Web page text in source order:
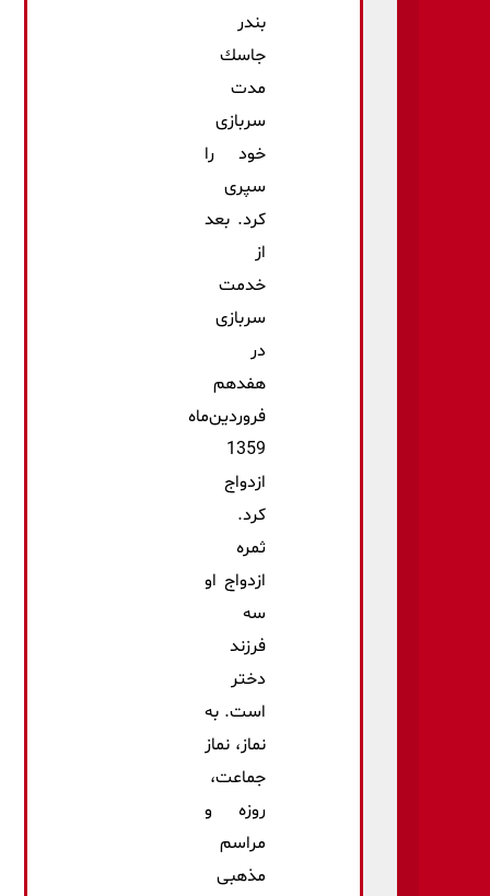
بندر
جاسك
مدت
سربازی
خود را
سپری
كرد. بعد
از
خدمت
سربازی
در
هفدهم
فروردین‌ماه
1359
ازدواج
کرد.
ثمره
ازدواج او
سه
فرزند
دختر
است. به
نماز، نماز
جماعت،
روزه و
مراسم
مذهبی